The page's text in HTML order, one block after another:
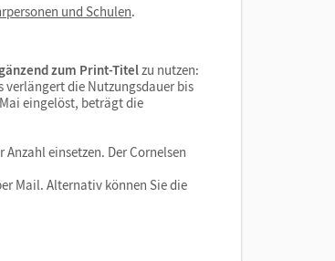
und Schulen.
zum Print-Titelzu nutzen:
verlängert die Nutzungsdauer bis
eingelöst, beträgt die
einsetzen. Der Cornelsen
Mail. Alternativ können Sie die